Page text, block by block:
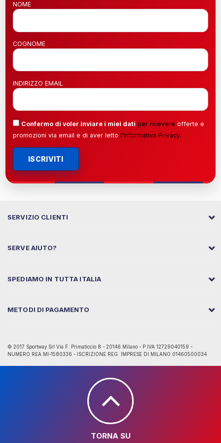
NOME
COGNOME
INDIRIZZO EMAIL
Confermo di voler inviare i miei dati per ricevere offerte e
promozioni via email e di aver letto l’Informativa Privacy.
ISCRIVITI
SERVIZIO CLIENTI
SERVE AIUTO?
SPEDIAMO IN TUTTA ITALIA
METODI DI PAGAMENTO
© 2017 Sportway Srl Via F. Primaticcio 8 - 20146 Milano - P.IVA 12729040159 -
NUMERO REA MI-1580336 - ISCRIZIONE REG. IMPRESE DI MILANO 01460500034
TORNA SU